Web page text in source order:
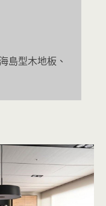
島型木地板、